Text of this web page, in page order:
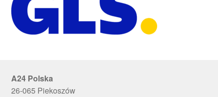
A24 Polska
26-065 Piekoszów